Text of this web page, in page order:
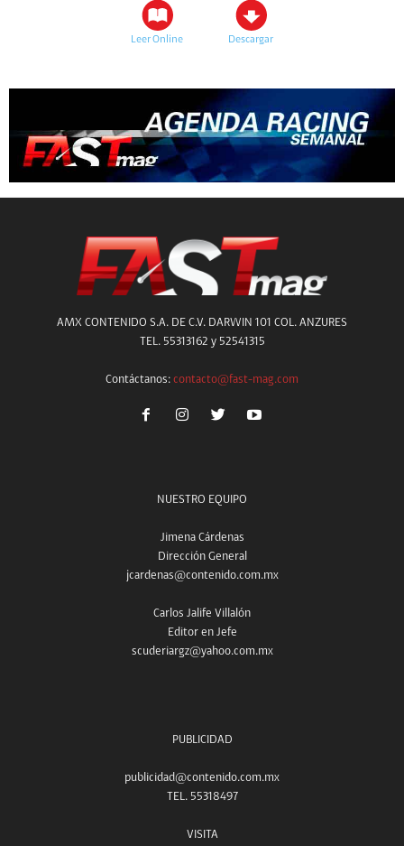
Leer Online Descargar
AMX CONTENIDO S.A. DE C.V. DARWIN 101 COL. ANZURES
TEL. 55313162 y 52541315
Contáctanos: contacto@fast-mag.com
NUESTRO EQUIPO
Jimena Cárdenas
Dirección General
jcardenas@contenido.com.mx
Carlos Jalife Villalón
Editor en Jefe
scuderiargz@yahoo.com.mx
PUBLICIDAD
publicidad@contenido.com.mx
TEL. 55318497
VISITA